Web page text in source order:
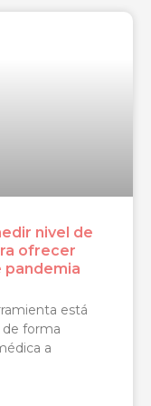
nivel de
ofrecer
está
de forma
a